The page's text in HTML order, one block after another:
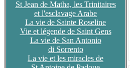
St Jean de Matha, les Trinitaires
et l'esclavage Arabe
La vie de Sainte Roseline
Vie et légende de Saint Gens
La vie de San Antonio
di Sorrento
La vie et les miracles de